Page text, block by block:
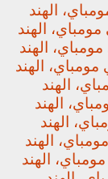
الهند
الهند
الهند
الهند
الهند
الهند
الهند
الهند
الهند